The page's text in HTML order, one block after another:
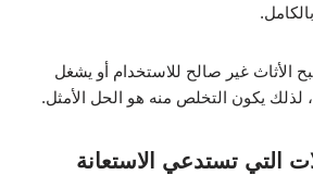
الأثاث غير صالح للاستخدام أو يشغل
لذلك يكون التخلص منه هو الحل الأمثل.
التي تستدعي الاستعانة